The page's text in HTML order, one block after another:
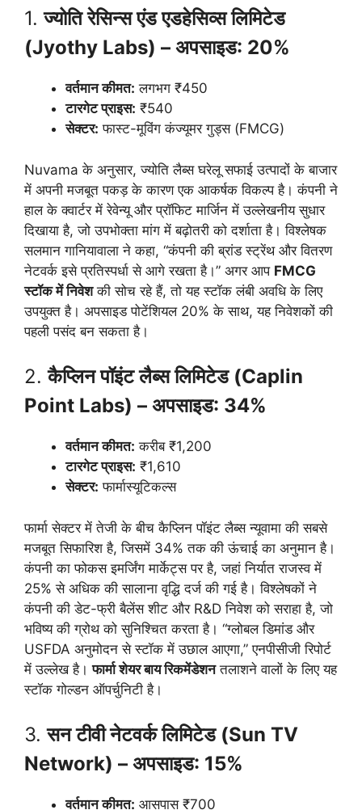
1.ज्योति रेसिन्स एंड एडहेसिव्स लिमिटेड
(Jyothy Labs) – अपसाइड: 20%
वर्तमान कीमत: लगभग ₹450
टारगेट प्राइस: ₹540
सेक्टर: फास्ट-मूविंग कंज्यूमर गुड्स (FMCG)
Nuvama के अनुसार, ज्योति लैब्स घरेलू सफाई उत्पादों के बाजार
में अपनी मजबूत पकड़ के कारण एक आकर्षक विकल्प है। कंपनी ने
हाल के क्वार्टर में रेवेन्यू और प्रॉफिट मार्जिन में उल्लेखनीय सुधार
दिखाया है, जो उपभोक्ता मांग में बढ़ोतरी को दर्शाता है। विश्लेषक
सलमान गानियावाला ने कहा, “कंपनी की ब्रांड स्ट्रेंथ और वितरण
नेटवर्क इसे प्रतिस्पर्धा से आगे रखता है।” अगर आप FMCG
स्टॉक में निवेशकी सोच रहे हैं, तो यह स्टॉक लंबी अवधि के लिए
उपयुक्त है। अपसाइड पोटेंशियल 20% के साथ, यह निवेशकों की
पहली पसंद बन सकता है।
2.कैप्लिन पॉइंट लैब्स लिमिटेड (Caplin
Point Labs) – अपसाइड: 34%
वर्तमान कीमत: करीब ₹1,200
टारगेट प्राइस: ₹1,610
सेक्टर: फार्मास्यूटिकल्स
फार्मा सेक्टर में तेजी के बीच कैप्लिन पॉइंट लैब्स न्यूवामा की सबसे
मजबूत सिफारिश है, जिसमें 34% तक की ऊंचाई का अनुमान है।
कंपनी का फोकस इमर्जिंग मार्केट्स पर है, जहां निर्यात राजस्व में
25% से अधिक की सालाना वृद्धि दर्ज की गई है। विश्लेषकों ने
कंपनी की डेट-फ्री बैलेंस शीट और R&D निवेश को सराहा है, जो
भविष्य की ग्रोथ को सुनिश्चित करता है। “ग्लोबल डिमांड और
USFDA अनुमोदन से स्टॉक में उछाल आएगा,” एनपीसीजी रिपोर्ट
में उल्लेख है।फार्मा शेयर बाय रिकमेंडेशनतलाशने वालों के लिए यह
स्टॉक गोल्डन ऑपर्चुनिटी है।
3.सन टीवी नेटवर्क लिमिटेड (Sun TV
Network) – अपसाइड: 15%
वर्तमान कीमत: आसपास ₹700